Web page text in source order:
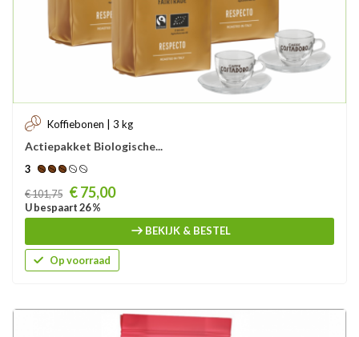
Koffiebonen | 3 kg
Actiepakket Biologische...
3
Prijs
€ 101,75 € 75,00
U bespaart 26 %
BEKIJK & BESTEL
Op voorraad